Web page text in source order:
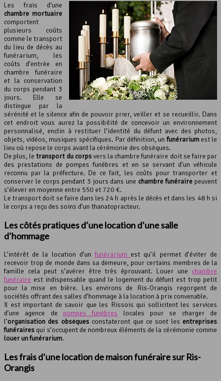
Les frais d’une
chambre mortuaire
comportent
plusieurs coûts
comme le transport
du lieu de décès au
funérarium, les
coûts d’entrée en
chambre funéraire
et la conservation
du corps pendant 3
jours. Elle se
distingue par la
sérénité et le silence afin de pouvoir prier, veiller et se recueillir. Dans
cet endroit vous aurez la possibilité de concevoir un environnement
personnalisé, enclin à restituer l’identité du défunt avec des photos,
objets, vidéos, musiques spécifiques. Par définition, unfunérarium est le
lieu où repose le corps avant la cérémonie des obsèques.
De plus, le transport du corpsvers la chambre funéraire doit se faire par
des prestations de pompes funèbres et en se servant d’un véhicule
reconnu par la préfecture. De ce fait, les coûts pour transporter et
conserver le corps pendant 3 jours dans une chambre funéraire peuvent
s’élever en moyenne entre 550 et 720 €.
Le transport doit se faire dans les 24 h après le décès et dans les 48 h si
le corps a reçu des soins d’un thanatopracteur.
Les côtés pratiques d’une location d’unesalle
d’hommage
L’intérêt de la location d’un funérarium est qu’il permet d’éviter de
recevoir trop de monde dans sa demeure, pour certains membres de la
famille cela peut s’avérer être très éprouvant. Louer une chambre
funéraire est indispensable quand le logement du défunt est trop petit
pour la mise en bière. Les environs de Ris-Orangis regorgent de
sociétés offrant des salles d’hommage à la location à prix convenable.
Il est important de savoir que les Rissois qui sollicitent les services
d’une agence de pompes funèbres locales pour se charger de
l’organisation des obsèquesconstateront que ce sont les entreprises
funéraires qui s’occupent de nombreux éléments de la cérémonie comme
louer un funérarium.
Les frais d’une location demaison funérairesur Ris-
Orangis